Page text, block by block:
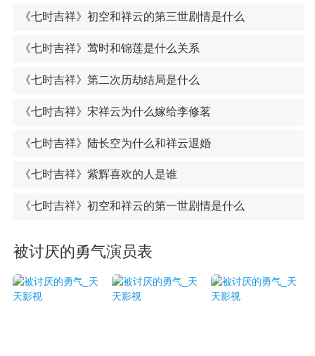
《七时吉祥》初空和祥云的第三世剧情是什么
《七时吉祥》莺时和锦莲是什么关系
《七时吉祥》第二次历劫结局是什么
《七时吉祥》宋祥云为什么嫁给李修茗
《七时吉祥》陆长空为什么和祥云退婚
《七时吉祥》紫辉喜欢的人是谁
《七时吉祥》初空和祥云的第一世剧情是什么
被讨厌的勇气演员表